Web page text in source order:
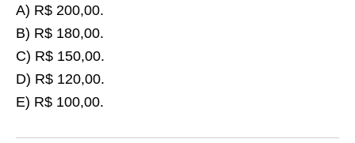
A) R$ 200,00.
B) R$ 180,00.
C) R$ 150,00.
D) R$ 120,00.
E) R$ 100,00.